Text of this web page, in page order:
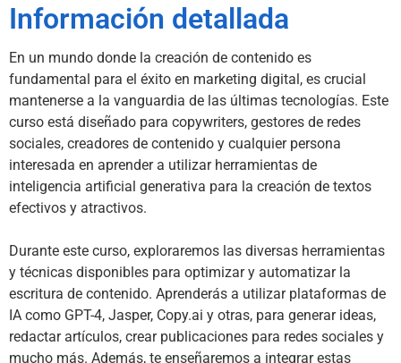
Información detallada
En un mundo donde la creación de contenido es
fundamental para el éxito en marketing digital, es crucial
mantenerse a la vanguardia de las últimas tecnologías. Este
curso está diseñado para copywriters, gestores de redes
sociales, creadores de contenido y cualquier persona
interesada en aprender a utilizar herramientas de
inteligencia artificial generativa para la creación de textos
efectivos y atractivos.
Durante este curso, exploraremos las diversas herramientas
y técnicas disponibles para optimizar y automatizar la
escritura de contenido. Aprenderás a utilizar plataformas de
IA como GPT-4, Jasper, Copy.ai y otras, para generar ideas,
redactar artículos, crear publicaciones para redes sociales y
mucho más. Además, te enseñaremos a integrar estas